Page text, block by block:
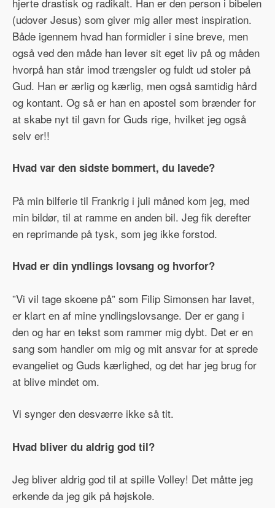
(udover Jesus) som giver mig aller mest inspiration.
Både igennem hvad han formidler i sine breve, men
også ved den måde han lever sit eget liv på og måden
hvorpå han står imod trængsler og fuldt ud stoler på
Gud. Han er ærlig og kærlig, men også samtidig hård
og kontant. Og så er han en apostel som brænder for
at skabe nyt til gavn for Guds rige, hvilket jeg også
selv er!!
Hvad var den sidste bommert, du lavede?
På min bilferie til Frankrig i juli måned kom jeg, med
min bildør, til at ramme en anden bil. Jeg fik derefter
en reprimande på tysk, som jeg ikke forstod.
Hvad er din yndlings lovsang og hvorfor?
”Vi vil tage skoene på” som Filip Simonsen har lavet,
er klart en af mine yndlingslovsange. Der er gang i
den og har en tekst som rammer mig dybt. Det er en
sang som handler om mig og mit ansvar for at sprede
evangeliet og Guds kærlighed, og det har jeg brug for
at blive mindet om.
Vi synger den desværre ikke så tit.
Hvad bliver du aldrig god til?
Jeg bliver aldrig god til at spille Volley! Det måtte jeg
erkende da jeg gik på højskole.